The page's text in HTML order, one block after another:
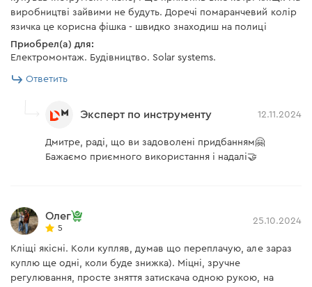
виробництві зайвими не будуть. Доречі помаранчевий колір
язичка це корисна фішка - швидко знаходиш на полиці
Приобрел(а) для:
Електромонтаж. Будівництво. Solar systems.
Ответить
Эксперт по инструменту 12.11.2024
Дмитре, раді, що ви задоволені придбанням🤗
Бажаємо приємного використання і надалі🤝
Олег
5
25.10.2024
Кліщі якісні. Коли купляв, думав що переплачую, але зараз
куплю ще одні, коли буде знижка). Міцні, зручне
регулювання, просте зняття затискача одною рукою, на